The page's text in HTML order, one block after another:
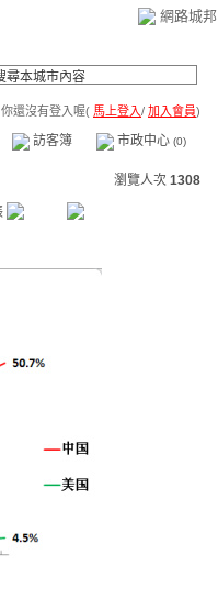
網路城邦
你還沒有登入喔( 馬上登入/ 加入會員)
訪客簿 市政中心 (0)
瀏覽人次 1308